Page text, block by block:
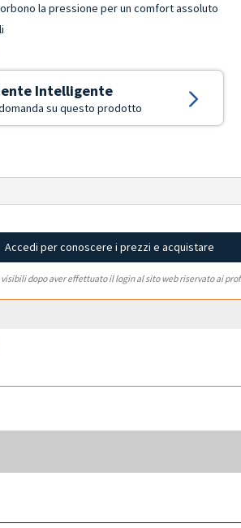
la pressione per un comfort assoluto
Intelligente
su questo prodotto
Accedi per conoscere i prezzi e acquistare
visibili dopo aver effettuato il login al sito web riservato ai